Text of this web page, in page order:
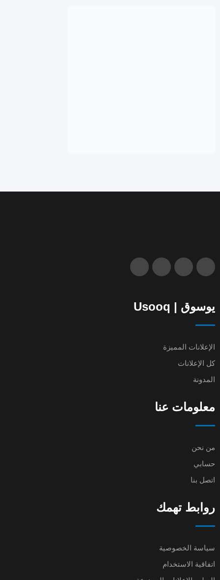
يوسوق | Usooq
الإعلانات المميزة
كل الإعلانات
المدونة
معلومات عنا
من نحن
حسابي
اتصل بنا
روابط تهمك
سياسة الخصوصية
اتفاقية الاستخدام